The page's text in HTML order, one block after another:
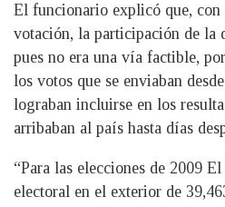
El funcionario explicó que, con
votación, la participación de la
pues no era una vía factible,
los votos que se enviaban
lograban incluirse en los
arribaban al país hasta días
“Para las elecciones de 2009
electoral en el exterior de